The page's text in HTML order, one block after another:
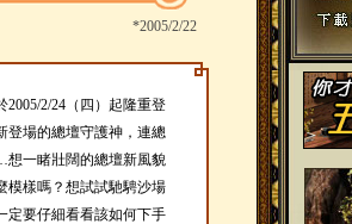
*2005/2/22
2005/2/24（四）起隆重登
登場的總壇守護神，連總
一睹壯闊的總壇新風貌
模樣嗎？想試試馳騁沙場
定要仔細看看該如何下手